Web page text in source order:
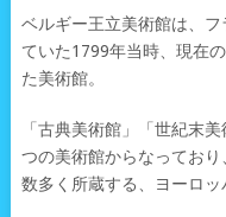
ベルギー王立美術館は、
ていた1799年当時、現在
た美術館。
「古典美術館」「世紀末
つの美術館からなってお
数多く所蔵する、ヨーロッ